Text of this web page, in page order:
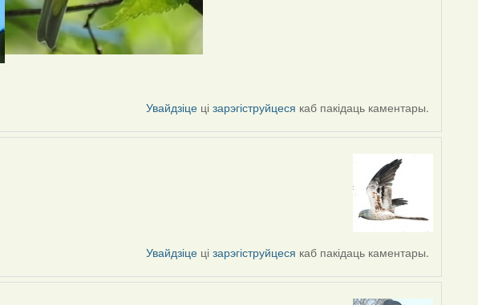
Увайдзіце цізарэгіструйцеся каб пакідаць каментары.
Увайдзіце цізарэгіструйцеся каб пакідаць каментары.